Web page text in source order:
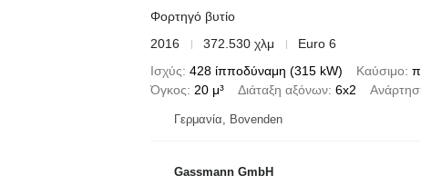
Φορτηγό βυτίο
2016
372.530 χλμ
Euro 6
Ισχύς 428 ίπποδύναμη (315 kW) Καύσιμο
Όγκος
20 μ³ Διάταξη αξόνων 6x2
Γερμανία, Bovenden
Gassmann GmbH